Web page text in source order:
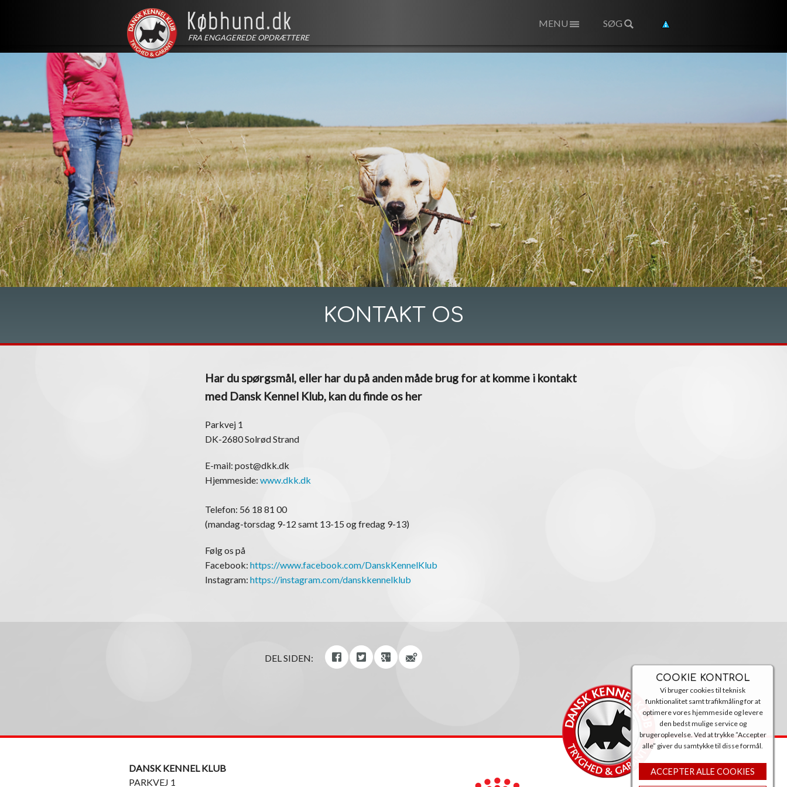
FRA ENGAGEREDE OPDRÆTTERE
SØG
MENU
COOKIE KONTROL
Vi bruger cookies til teknisk
funktionalitet samt trafikmåling for at
optimere vores hjemmeside og levere
den bedst mulige service og
brugeroplevelse. Ved at trykke ”Accepter
alle” giver du samtykke til disse formål.
ACCEPTER ALLE COOKIES
KONTAKT OS
Har du spørgsmål, eller har du på anden måde brug for at komme i kontakt
med Dansk Kennel Klub, kan du finde os her
Parkvej 1
DK-2680 Solrød Strand
E-mail: post@dkk.dk
Hjemmeside: www.dkk.dk
Telefon: 56 18 81 00
(mandag-torsdag 9-12 samt 13-15 og fredag 9-13)
Følg os på
Facebook: https://www.facebook.com/DanskKennelKlub
Instagram: https://instagram.com/danskkennelklub
DEL SIDEN:
DANSK KENNEL KLUB
PARKVEJ 1